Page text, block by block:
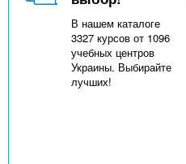
В нашем каталоге
3327 курсов от 1096
учебных центров
Украины. Выбирайте
лучших!